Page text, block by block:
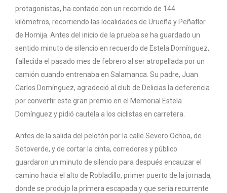
protagonistas, ha contado con un recorrido de 144
kilómetros, recorriendo las localidades de Urueña y Peñaflor
de Hornija. Antes del inicio de la prueba se ha guardado un
sentido minuto de silencio en recuerdo de Estela Domínguez,
fallecida el pasado mes de febrero al ser atropellada por un
camión cuando entrenaba en Salamanca. Su padre, Juan
Carlos Domínguez, agradeció al club de Delicias la deferencia
por convertir este gran premio en el Memorial Estela
Domínguez y pidió cautela a los ciclistas en carretera.
Antes de la salida del pelotón por la calle Severo Ochoa, de
Sotoverde, y de cortar la cinta, corredores y público
guardaron un minuto de silencio para después encauzar el
camino hacia el alto de Robladillo, primer puerto de la jornada,
donde se produjo la primera escapada y que sería recurrente